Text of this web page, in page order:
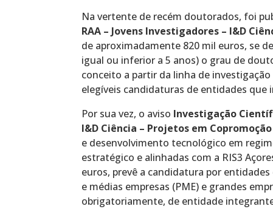
Na vertente de recém doutorados, foi
RAA – Jovens Investigadores – I&D
de aproximadamente 820 mil euros, se
igual ou inferior a 5 anos) o grau de
conceito a partir da linha de
elegíveis candidaturas de entidades que
Por sua vez, o aviso Investigação
I&D Ciência – Projetos em Copromoção
e desenvolvimento tecnológico em
estratégico e alinhadas com a RIS3
euros, prevê a candidatura por
e médias empresas (PME) e grandes
obrigatoriamente, de entidade